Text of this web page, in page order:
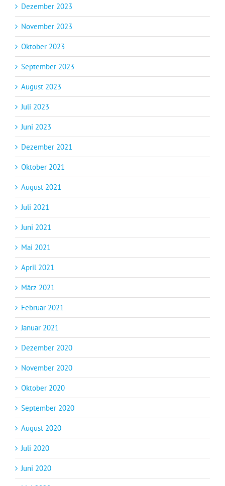
Dezember 2023
November 2023
Oktober 2023
September 2023
August 2023
Juli 2023
Juni 2023
Dezember 2021
Oktober 2021
August 2021
Juli 2021
Juni 2021
Mai 2021
April 2021
März 2021
Februar 2021
Januar 2021
Dezember 2020
November 2020
Oktober 2020
September 2020
August 2020
Juli 2020
Juni 2020